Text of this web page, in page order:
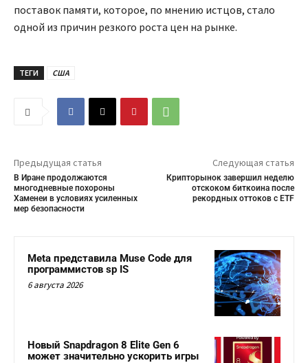
поставок памяти, которое, по мнению истцов, стало
одной из причин резкого роста цен на рынке.
ТЕГИ США
Предыдущая статья
В Иране продолжаются
многодневные похороны
Хаменеи в условиях усиленных
мер безопасности
Следующая статья
Крипторынок завершил неделю
отскоком биткоина после
рекордных оттоков с ETF
Meta представила Muse Code для
программистов sp IS
6 августа 2026
Новый Snapdragon 8 Elite Gen 6
может значительно ускорить игры